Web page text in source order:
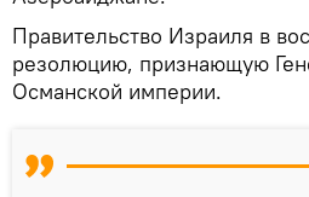
Правительство Израиля в
резолюцию, признающую
Османской империи.